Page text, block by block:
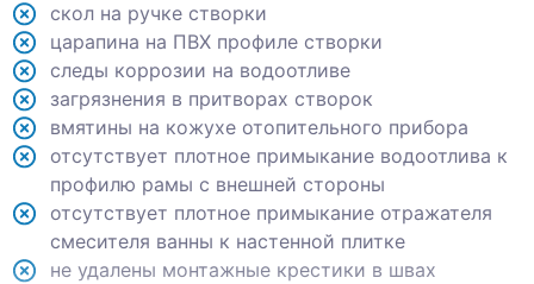
скол на ручке створки
царапина на ПВХ профиле створки
следы коррозии на водоотливе
загрязнения в притворах створок
вмятины на кожухе отопительного прибора
отсутствует плотное примыкание водоотлива к
профилю рамы с внешней стороны
отсутствует плотное примыкание отражателя
смесителя ванны к настенной плитке
не удалены монтажные крестики в швах